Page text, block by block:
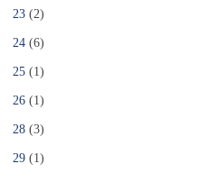
23 (2)
24 (6)
25 (1)
26 (1)
28 (3)
29 (1)